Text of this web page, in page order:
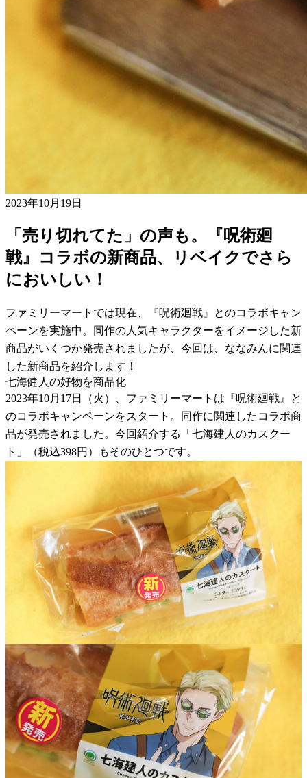
2023年10月19日
「売り切れてた」の声も。『呪術廻
戦』コラボの新商品、リベイクでさら
においしい！
ファミリーマートでは現在、『呪術廻戦』とのコラボキャン
ペーンを実施中。同作の人気キャラクターをイメージした新
商品がいくつか発売されましたが、今回は、ななみんに関連
した新商品を紹介します！
七海健人の好物を商品化
2023年10月17日（火）、ファミリーマートは『呪術廻戦』と
のコラボキャンペーンをスタート。同作に関連したコラボ商
品が発売されました。今回紹介する「七海建人のカスクー
ト」（税込398円）もそのひとつです。